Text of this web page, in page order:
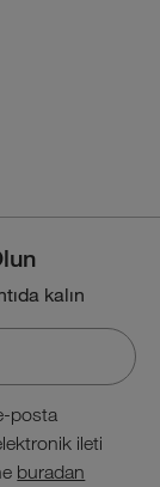
kalın
posta
ileti
buradan